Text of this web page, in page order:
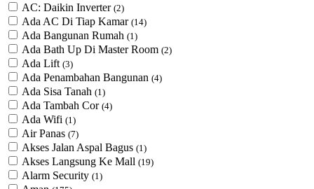
AC: Daikin Inverter (2)
Ada AC Di Tiap Kamar (14)
Ada Bangunan Rumah (1)
Ada Bath Up Di Master Room (2)
Ada Lift (3)
Ada Penambahan Bangunan (4)
Ada Sisa Tanah (1)
Ada Tambah Cor (4)
Ada Wifi (1)
Air Panas (7)
Akses Jalan Aspal Bagus (1)
Akses Langsung Ke Mall (19)
Alarm Security (1)